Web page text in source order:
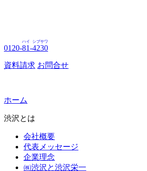
0120-81
ハイ
-4230
シブサワ
資料請求 お問合せ
ホーム
渋沢とは
会社概要
代表メッセージ
企業理念
㈱渋沢と渋沢栄一